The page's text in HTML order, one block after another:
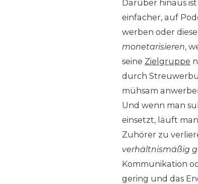
Darüber hinaus ist
einfacher, auf
werben oder
monetarisieren,
seine Zielgruppe
durch
mühsam
Und wenn man
einsetzt, läuft
Zuhörer zu
verhältnismäßig
Kommunikation
gering und das